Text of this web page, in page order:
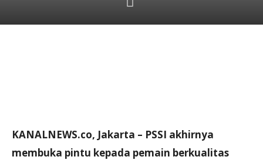
KANALNEWS.co, Jakarta – PSSI akhirnya
membuka pintu kepada pemain berkualitas